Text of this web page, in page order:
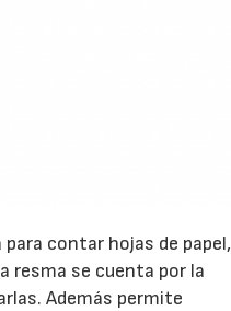
contar hojas de papel,
resma se cuenta por la
Además permite